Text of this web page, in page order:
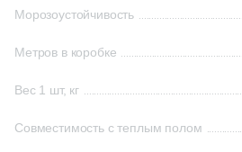
Матовая (312)
Глазурованная (
Глазурованная матовая (
Морозоустойчивость
Метров в коробке
Вес 1 шт, кг
Совместимость с теплым полом